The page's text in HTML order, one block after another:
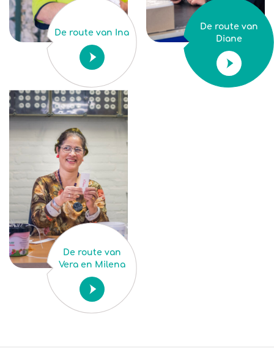
De route van Ina
De route van
Diane
De route van
Vera en Milena